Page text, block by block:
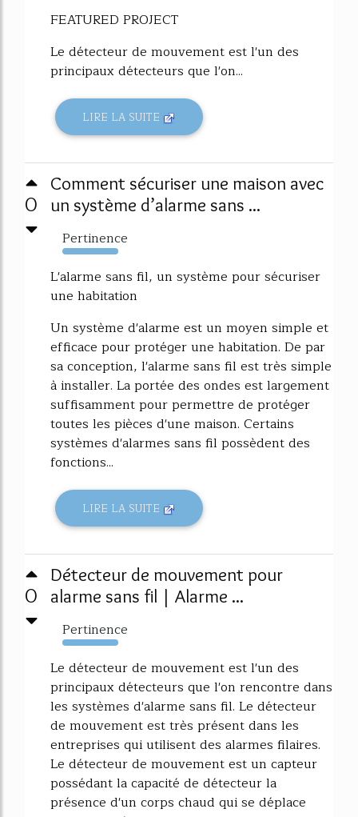
FEATURED PROJECT
Le détecteur de mouvement est l'un des
principaux détecteurs que l'on...
LIRE LA SUITE
0
Comment sécuriser une maison avec
un système d’alarme sans ...
Pertinence
5663%
L'alarme sans fil, un système pour sécuriser
une habitation
Un système d'alarme est un moyen simple et
efficace pour protéger une habitation. De par
sa conception, l'alarme sans fil est très simple
à installer. La portée des ondes est largement
suffisamment pour permettre de protéger
toutes les pièces d'une maison. Certains
systèmes d'alarmes sans fil possèdent des
fonctions...
LIRE LA SUITE
0
Détecteur de mouvement pour
alarme sans fil | Alarme ...
Pertinence
2069%
Le détecteur de mouvement est l'un des
principaux détecteurs que l'on rencontre dans
les systèmes d'alarme sans fil. Le détecteur
de mouvement est très présent dans les
entreprises qui utilisent des alarmes filaires.
Le détecteur de mouvement est un capteur
possédant la capacité de détecteur la
présence d'un corps chaud qui se déplace